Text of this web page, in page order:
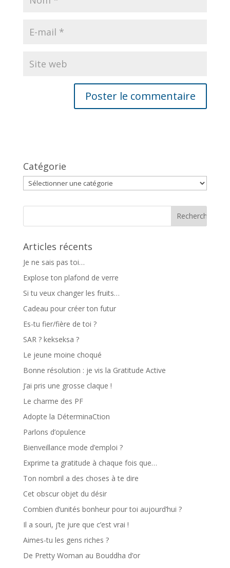
Catégorie
Catégorie
Articles récents
Je ne sais pas toi…
Explose ton plafond de verre
Si tu veux changer les fruits…
Cadeau pour créer ton futur
Es-tu fier/fière de toi ?
SAR ? kekseksa ?
Le jeune moine choqué
Bonne résolution : je vis la Gratitude Active
J’ai pris une grosse claque !
Le charme des PF
Adopte la DéterminaCtion
Parlons d’opulence
Bienveillance mode d’emploi ?
Exprime ta gratitude à chaque fois que…
Ton nombril a des choses à te dire
Cet obscur objet du désir
Combien d’unités bonheur pour toi aujourd’hui ?
Il a souri, j’te jure que c’est vrai !
Aimes-tu les gens riches ?
De Pretty Woman au Bouddha d’or